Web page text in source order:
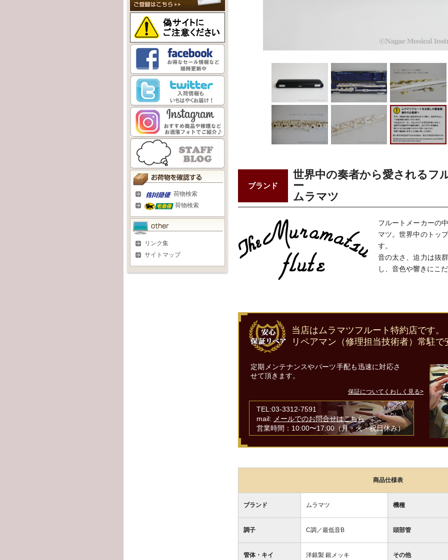
荷物検索
荷物検索
リンク集
サイトマップ
ブランド
世界中の奏者から愛されるフ
ー
ムラマツ
フルートメーカーの
マツ。世界中のトッ
す。
音の太さ、迫力は抜
し、音色や響きにこ
当店はムラマツフルート特約店です。
リペアマン（修理担当技術者）常駐で
定期メンテナンスやパーツ手配も迅速に対応さ
せて頂きます。
保証についてくわしく見る>
TEL:03-3312-7591
mail: メールでのお問合せはこちら
営業時間：10:00〜17:00（月・火・祝日休み）
商品仕様表
ブランド ムラマツ 機種
調子 C調／最低音B 頭部管
管体・キイ 洋銀製 銀メッキ その他